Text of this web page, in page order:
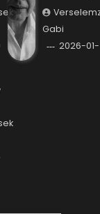
Gabi
2026-